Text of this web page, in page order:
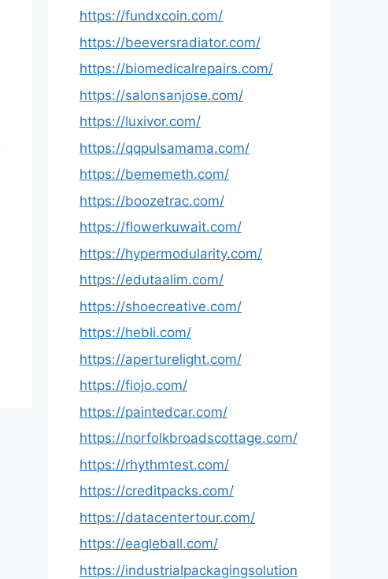
https://fundxcoin.com/
https://beeversradiator.com/
https://biomedicalrepairs.com/
https://salonsanjose.com/
https://luxivor.com/
https://qqpulsamama.com/
https://bememeth.com/
https://boozetrac.com/
https://flowerkuwait.com/
https://hypermodularity.com/
https://edutaalim.com/
https://shoecreative.com/
https://hebli.com/
https://aperturelight.com/
https://fiojo.com/
https://paintedcar.com/
https://norfolkbroadscottage.com/
https://rhythmtest.com/
https://creditpacks.com/
https://datacentertour.com/
https://eagleball.com/
https://industrialpackagingsolution